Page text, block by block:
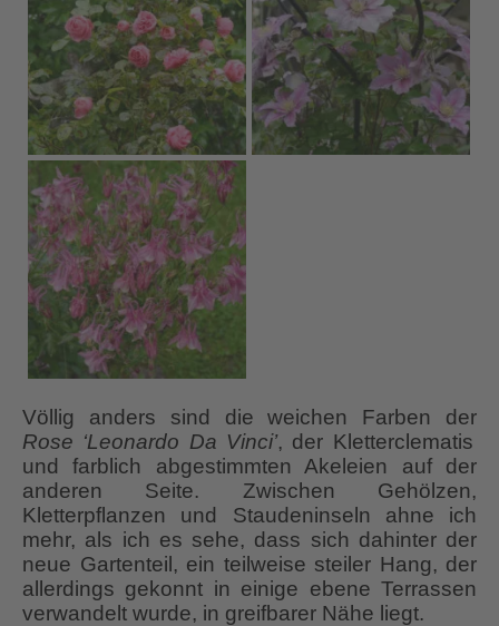
Völlig anders sind die weichen Farben der
Rose ‘Leonardo Da Vinci’, der Kletterclematis
und farblich abgestimmten Akeleien auf der
anderen Seite. Zwischen Gehölzen,
Kletterpflanzen und Staudeninseln ahne ich
mehr, als ich es sehe, dass sich dahinter der
neue Gartenteil, ein teilweise steiler Hang, der
allerdings gekonnt in einige ebene Terrassen
verwandelt wurde, in greifbarer Nähe liegt.